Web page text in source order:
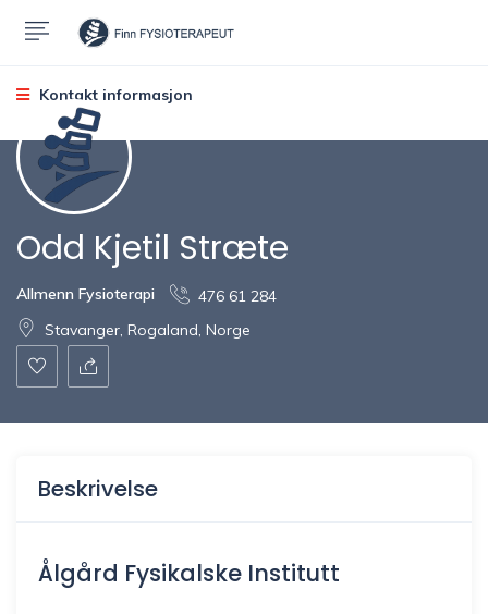
Kontakt informasjon
Odd Kjetil Stræte
Allmenn Fysioterapi
476 61 284
Stavanger, Rogaland, Norge
Beskrivelse
Ålgård Fysikalske Institutt